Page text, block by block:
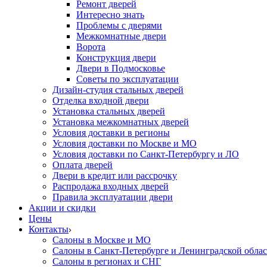
Ремонт дверей
Интересно знать
Проблемы с дверями
Межкомнатные двери
Ворота
Конструкция двери
Двери в Подмосковье
Cоветы по эксплуатации
Дизайн-студия стальных дверей
Отделка входной двери
Установка стальных дверей
Установка межкомнатных дверей
Условия доставки в регионы
Условия доставки по Москве и МО
Условия доставки по Санкт-Петербургу и ЛО
Оплата дверей
Двери в кредит или рассрочку
Распродажа входных дверей
Правила эксплуатации двери
Акции и скидки
Цены
Контакты
Салоны в Москве и МО
Салоны в Санкт-Петербурге и Ленинградской
Салоны в регионах и СНГ